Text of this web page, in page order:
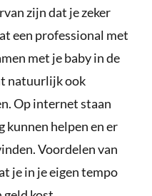
zijn dat je zeker
een professional met
met je baby in de
natuurlijk ook
Op internet staan
kunnen helpen en er
Voordelen van
je in je eigen tempo